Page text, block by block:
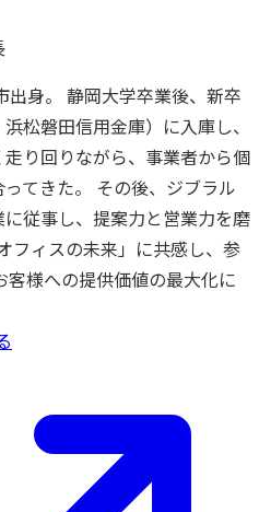
身。 静岡大学卒業後、新卒
松磐田信用金庫）に入庫し、
り回りながら、事業者から個
てきた。 その後、ジブラル
従事し、提案力と営業力を磨
フィスの未来」に共感し、参
様への提供価値の最大化に